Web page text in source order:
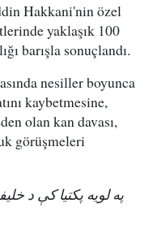
Hakkani'nin özel
yaklaşık 100
barışla sonuçlandı.
nesiller boyunca
kaybetmesine,
olan kan davası,
görüşmeleri
په لویه پکتیا کې د